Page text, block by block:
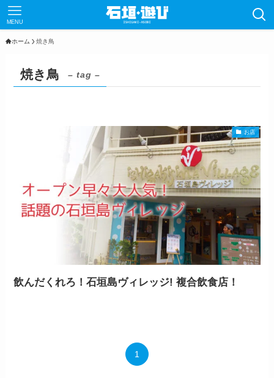
MENU
ホーム 焼き鳥
焼き鳥 – tag –
お店
飲んだくれろ！石垣島ヴィレッジ! 複合飲食店！
1